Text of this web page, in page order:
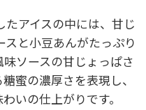
アイスの中には、甘じ
と小豆あんがたっぷり
ソースの甘じょっぱさ
蜜の濃厚さを表現し、
いの仕上がりです。